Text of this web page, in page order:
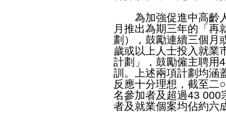
為加強促進中高齡人
月推出為期三年的「再
劃），鼓勵連續三個月
歲或以上人士投入就業
計劃」，鼓勵僱主聘用
訓。上述兩項計劃均涵
反應十分理想，截至二
名參加者及超過43 000
者及就業個案均佔約六